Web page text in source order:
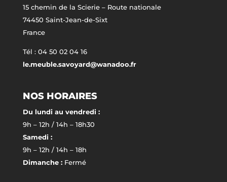
15 chemin de la Scierie – Route nationale
74450 Saint-Jean-de-Sixt
France
Tél : 04 50 02 04 16
le.meuble.savoyard@wanadoo.fr
NOS HORAIRES
Du lundi au vendredi :
9h – 12h / 14h – 18h30
Samedi :
9h – 12h / 14h – 18h
Dimanche :Fermé